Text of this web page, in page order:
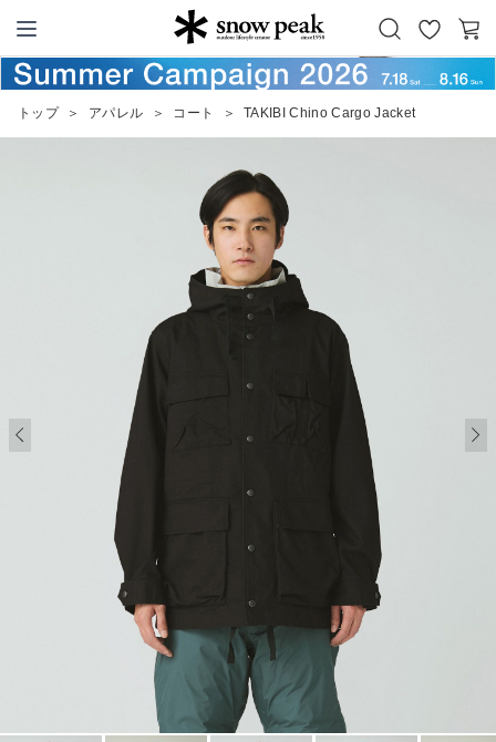
Snow Peak
お
気
カ
ー
トップ ＞ アパレル ＞ コート ＞ TAKIBI Chino Cargo Jacket